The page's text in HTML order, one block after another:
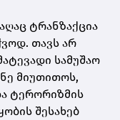
ტრანზაქცია
თავს არ
სამუშაო
მიუთითოს,
ტერორიზმის
შესახებ